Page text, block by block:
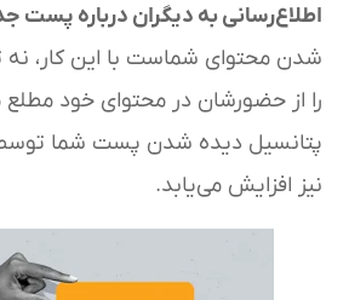
اطلاع‌رسانی به دیگران درباره پست
شدن محتوای شماست با این کار، نه
را از حضورشان در محتوای خود مطلع
پتانسیل دیده شدن پست شما توسط
نیز افزایش می‌یابد.